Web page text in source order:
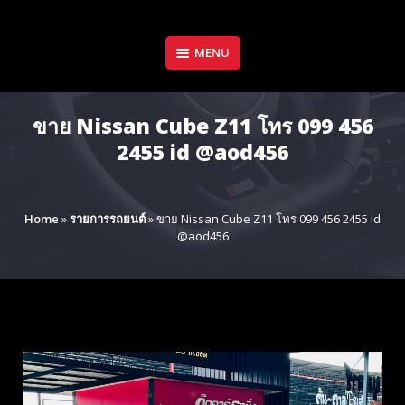
MENU
ขาย Nissan Cube Z11 โทร 099 456
2455 id @aod456
Home »รายการรถยนต์»ขาย Nissan Cube Z11 โทร 099 456 2455 id
@aod456